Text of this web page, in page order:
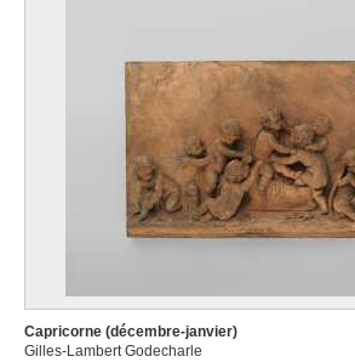
Capricorne (décembre-janvier)
Gilles-Lambert Godecharle